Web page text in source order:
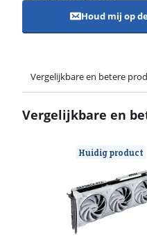
Houd mij op
Vergelijkbare en betere
Vergelijkbare en
Huidig product